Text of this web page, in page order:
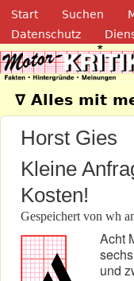
Direkt
Navigation
Start Suchen
Datenschutz
∇ Alles mit
Horst Gies
Kleine
Kosten!
Gespeichert von wh
Acht
und